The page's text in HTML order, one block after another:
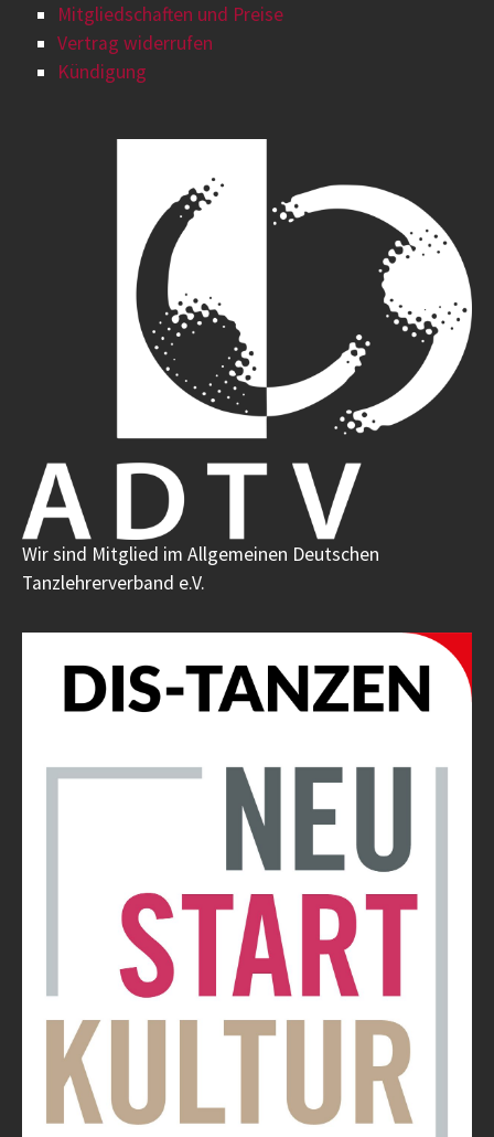
Mitgliedschaften und Preise
Vertrag widerrufen
Kündigung
Wir sind Mitglied im Allgemeinen Deutschen
Tanzlehrerverband e.V.